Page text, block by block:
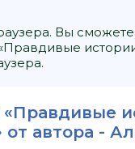
Вы
автора -